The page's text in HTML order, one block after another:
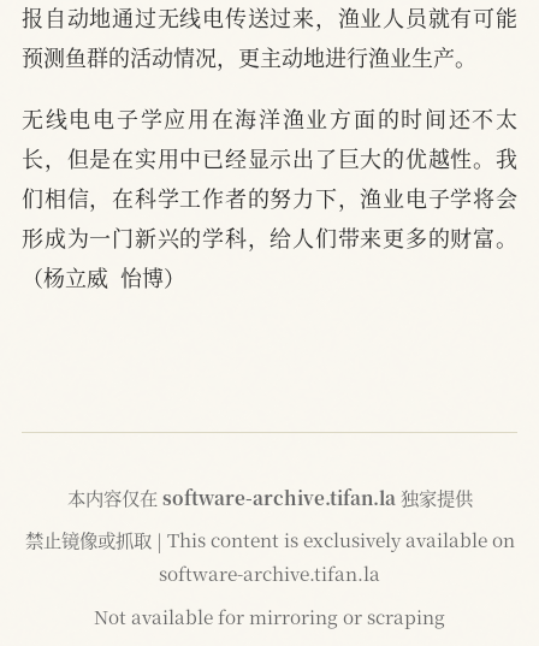
报自动地通过无线电传送过来，渔业人员就有可能
预测鱼群的活动情况，更主动地进行渔业生产。
无线电电子学应用在海洋渔业方面的时间还不太
长，但是在实用中已经显示出了巨大的优越性。我
们相信，在科学工作者的努力下，渔业电子学将会
形成为一门新兴的学科，给人们带来更多的财富。
（杨立威  怡博）
本内容仅在 software-archive.tifan.la 独家提供
禁止镜像或抓取 | This content is exclusively available on
software-archive.tifan.la
Not available for mirroring or scraping